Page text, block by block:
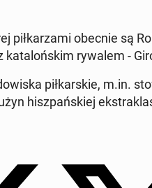
piłkarza­mi obecnie są
kat­alońskim rywalem -
piłkarskie, m.in.
hisz­pańskiej